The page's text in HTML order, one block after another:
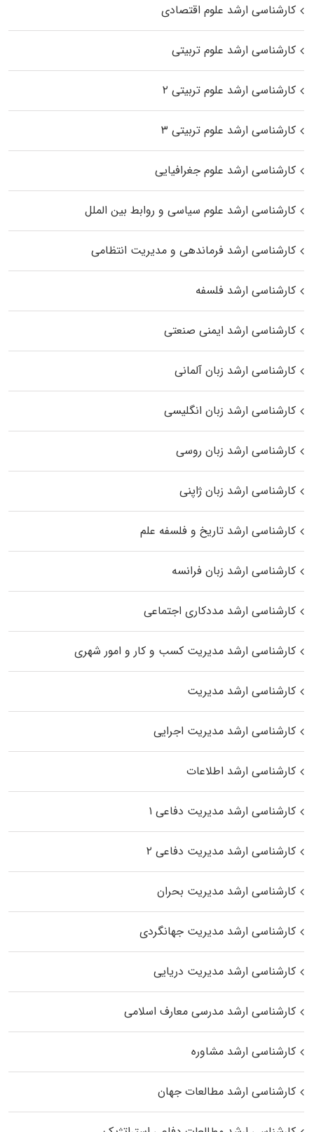
کارشناسی ارشد علوم اقتصادی
کارشناسی ارشد علوم تربیتی
کارشناسی ارشد علوم تربیتی ۲
کارشناسی ارشد علوم تربیتی ۳
کارشناسی ارشد علوم جغرافیایی
کارشناسی ارشد علوم سیاسی و روابط بین الملل
کارشناسی ارشد فرماندهی و مدیریت انتظامی
کارشناسی ارشد فلسفه
کارشناسی ارشد ایمنی صنعتی
کارشناسی ارشد زبان آلمانی
کارشناسی ارشد زبان انگلیسی
کارشناسی ارشد زبان روسی
کارشناسی ارشد زبان ژاپنی
کارشناسی ارشد تاریخ و فلسفه علم
کارشناسی ارشد زبان فرانسه
کارشناسی ارشد مددکاری اجتماعی
کارشناسی ارشد مدیریت کسب و کار و امور شهری
کارشناسی ارشد مدیریت
کارشناسی ارشد مدیریت اجرایی
کارشناسی ارشد اطلاعات
کارشناسی ارشد مدیریت دفاعی ۱
کارشناسی ارشد مدیریت دفاعی ۲
کارشناسی ارشد مدیریت بحران
کارشناسی ارشد مدیریت جهانگردی
کارشناسی ارشد مدیریت دریایی
کارشناسی ارشد مدرسی معارف اسلامی
کارشناسی ارشد مشاوره
کارشناسی ارشد مطالعات جهان